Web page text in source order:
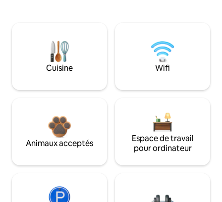
Cuisine Wifi
Animaux acceptés
Espace de travail
pour ordinateur